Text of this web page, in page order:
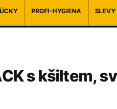
PROFI-HYGIENA SLEVY
s kšiltem,